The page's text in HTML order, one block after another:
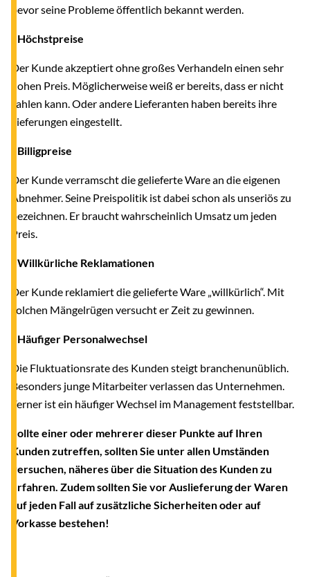
bevor seine Probleme öffentlich bekannt werden.
- Höchstpreise
Der Kunde akzeptiert ohne großes Verhandeln einen sehr
hohen Preis. Möglicherweise weiß er bereits, dass er nicht
zahlen kann. Oder andere Lieferanten haben bereits ihre
Lieferungen eingestellt.
- Billigpreise
Der Kunde verramscht die gelieferte Ware an die eigenen
Abnehmer. Seine Preispolitik ist dabei schon als unseriös zu
bezeichnen. Er braucht wahrscheinlich Umsatz um jeden
Preis.
- Willkürliche Reklamationen
Der Kunde reklamiert die gelieferte Ware „willkürlich“. Mit
solchen Mängelrügen versucht er Zeit zu gewinnen.
- Häufiger Personalwechsel
Die Fluktuationsrate des Kunden steigt branchenunüblich.
Besonders junge Mitarbeiter verlassen das Unternehmen.
Ferner ist ein häufiger Wechsel im Management feststellbar.
Sollte einer oder mehrerer dieser Punkte auf Ihren
Kunden zutreffen, sollten Sie unter allen Umständen
versuchen, näheres über die Situation des Kunden zu
erfahren. Zudem sollten Sie vor Auslieferung der Waren
auf jeden Fall auf zusätzliche Sicherheiten oder auf
Vorkasse bestehen!